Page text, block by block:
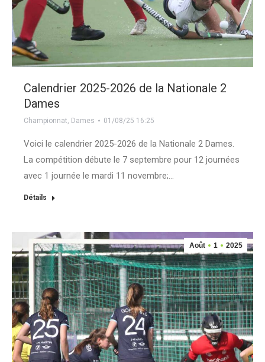
Calendrier 2025-2026 de la Nationale 2
Dames
Championnat, Dames 01/08/25 16:25
Voici le calendrier 2025-2026 de la Nationale 2 Dames.
La compétition débute le 7 septembre pour 12 journées
avec 1 journée le mardi 11 novembre;…
Détails
Août 1 2025